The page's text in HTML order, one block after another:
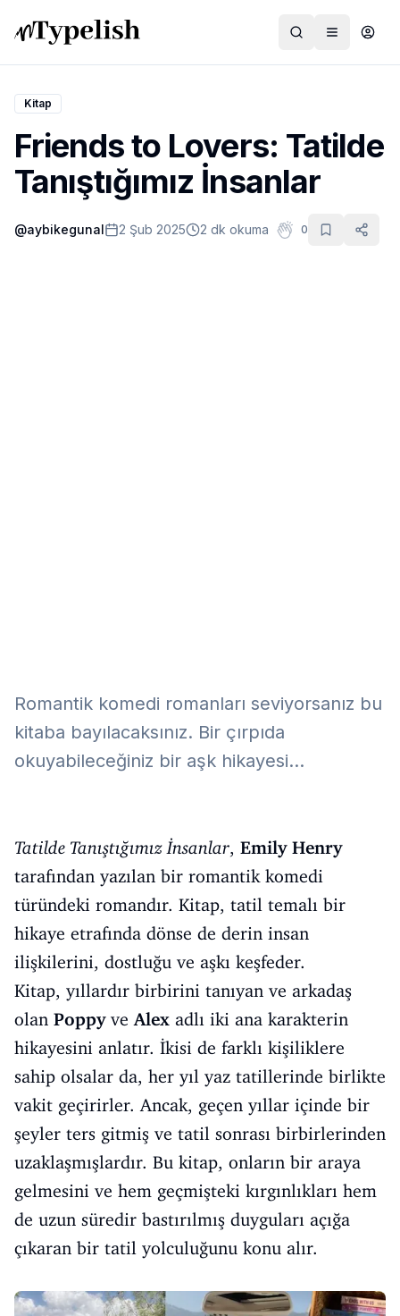
Dünya
Film ve Dizi
Kültür ve Sanat
Kitap
Friends to Lovers: Tatilde
Tanıştığımız İnsanlar
@aybikegunal 2 Şub 2025 2 dk okuma 0
Romantik komedi romanları seviyorsanız bu
kitaba bayılacaksınız. Bir çırpıda
okuyabileceğiniz bir aşk hikayesi...
Tatilde Tanıştığımız İnsanlar, Emily Henry
tarafından yazılan bir romantik komedi
türündeki romandır. Kitap, tatil temalı bir
hikaye etrafında dönse de derin insan
ilişkilerini, dostluğu ve aşkı keşfeder.
Kitap, yıllardır birbirini tanıyan ve arkadaş
olan PoppyveAlex adlı iki ana karakterin
hikayesini anlatır. İkisi de farklı kişiliklere
sahip olsalar da, her yıl yaz tatillerinde birlikte
vakit geçirirler. Ancak, geçen yıllar içinde bir
şeyler ters gitmiş ve tatil sonrası birbirlerinden
uzaklaşmışlardır. Bu kitap, onların bir araya
gelmesini ve hem geçmişteki kırgınlıkları hem
de uzun süredir bastırılmış duyguları açığa
çıkaran bir tatil yolculuğunu konu alır.